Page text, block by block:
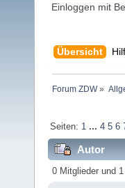
Einloggen mit
Übersicht
Forum ZDW»
Seiten: 1 ... 4 5 6
Autor
0 Mitglieder und